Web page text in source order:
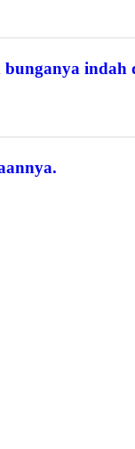
indah